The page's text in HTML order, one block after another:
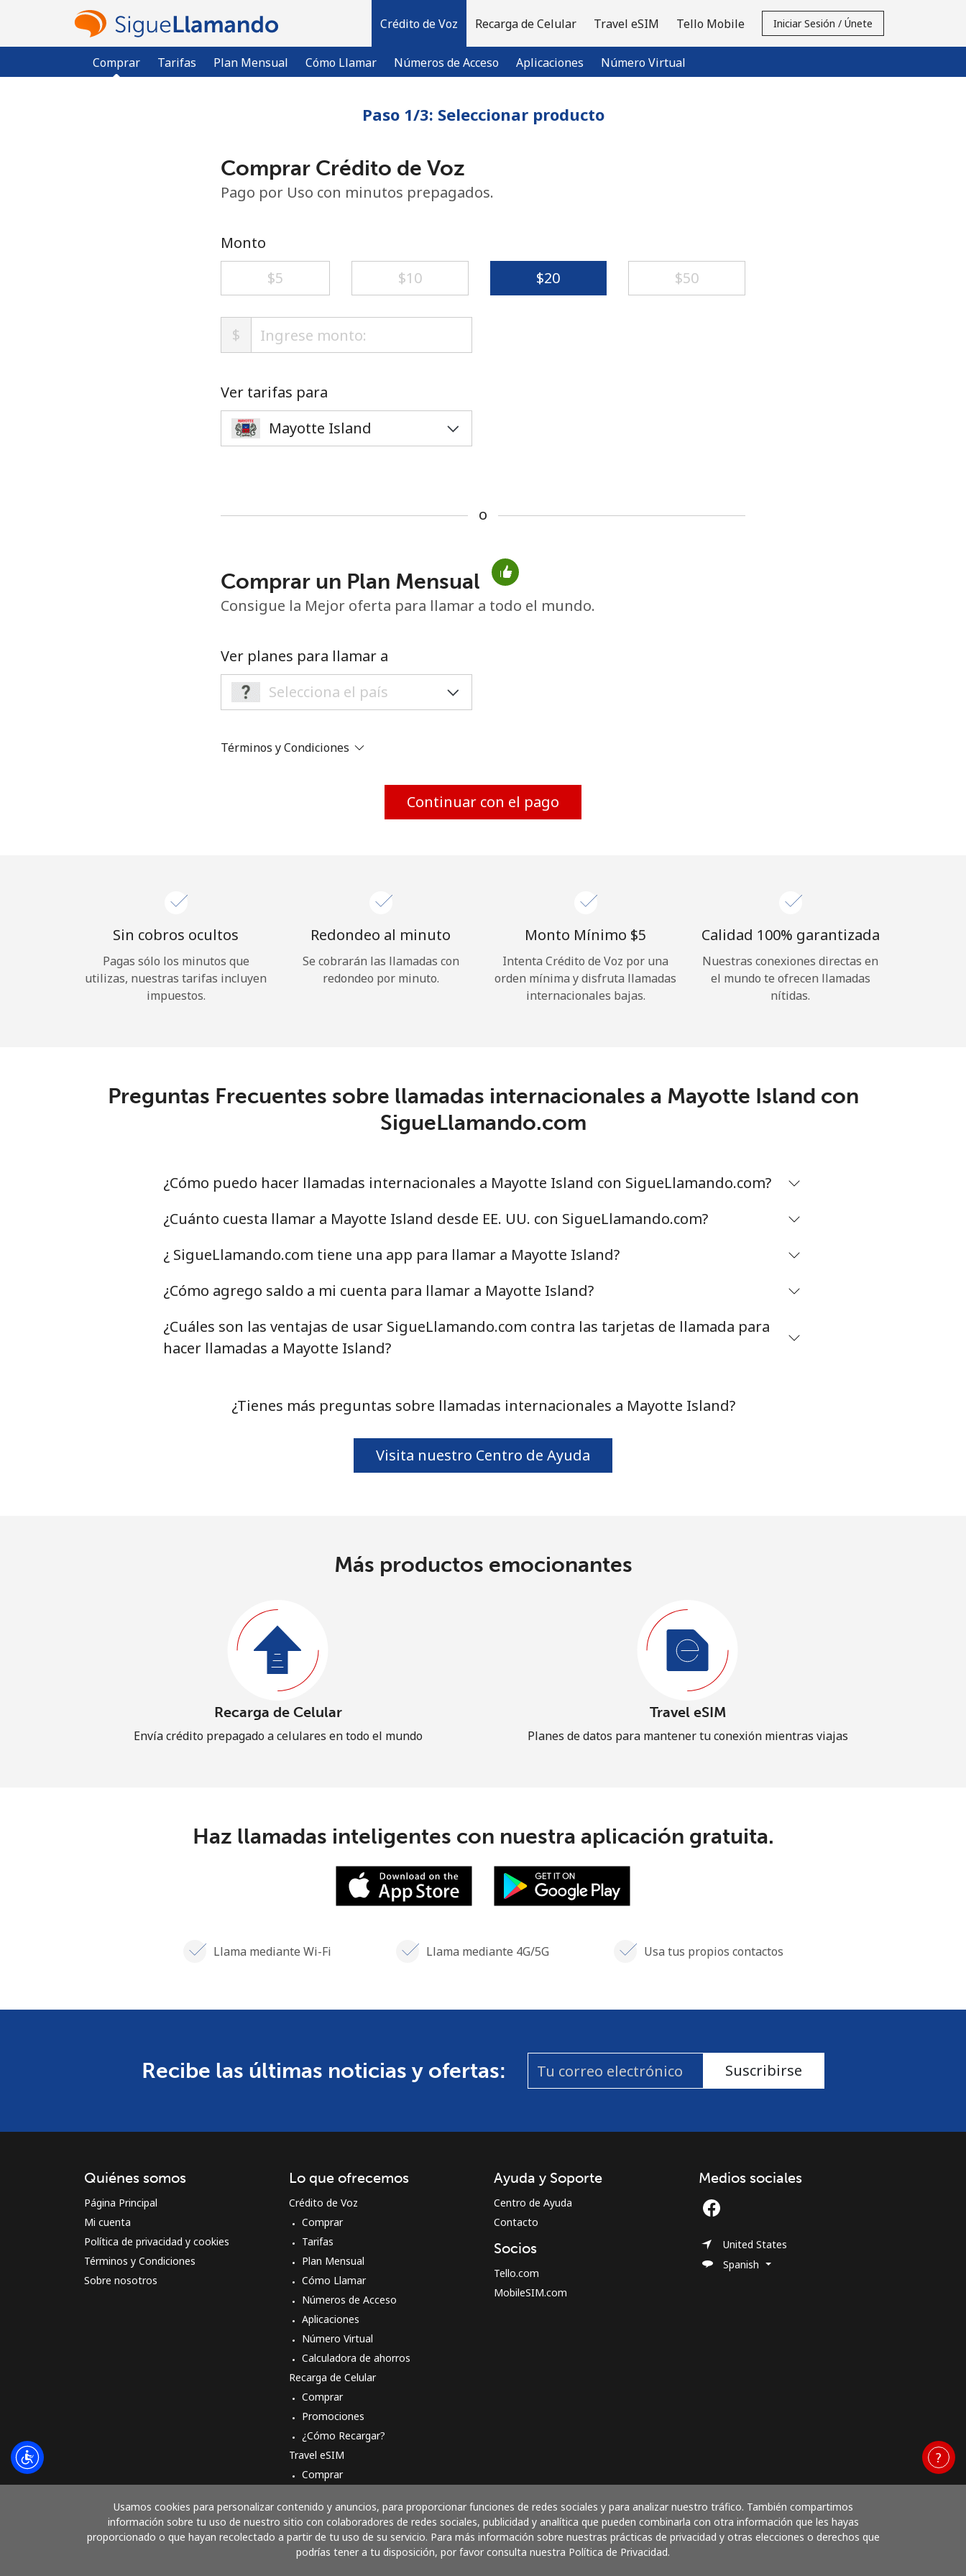
Crédito de Voz
Comprar Tarifas Plan Mensual Cómo Llamar Números de Acceso Aplicaciones Número Virtual
Recarga de Celular Travel eSIM Tello Mobile Iniciar Sesión / Únete
No se ha creado una contraseña
Mínimo 8 caracteres
Un caracter especial
Mantente en contacto para recibir nuestras mejores
¿Olvidaste tu contraseña? →
o
Continuar con
Paso 1/3: Seleccionar producto
Comprar Crédito de Voz
Pago por Uso con minutos prepagados.
Monto
⁦$5⁩
⁦$10⁩ ⁦$20⁩ ⁦$50⁩
$
Ver tarifas para
o
Comprar un Plan Mensual
Consigue la Mejor oferta para llamar a todo el mundo.
Ver planes para llamar a
Términos y Condiciones
Continuar con el pago
Sin cobros ocultos
Pagas sólo los minutos que
utilizas, nuestras tarifas incluyen
impuestos.
Redondeo al minuto
Se cobrarán las llamadas con
redondeo por minuto.
Monto Mínimo ⁦$5⁩
Intenta Crédito de Voz por una
orden mínima y disfruta llamadas
internacionales bajas.
Calidad 100% garantizada
Nuestras conexiones directas en
el mundo te ofrecen llamadas
nítidas.
Preguntas Frecuentes sobre llamadas internacionales a Mayotte Island con
SigueLlamando.com
¿Cómo puedo hacer llamadas internacionales a Mayotte Island con SigueLlamando.com?
¿Cuánto cuesta llamar a Mayotte Island desde EE. UU. con SigueLlamando.com?
¿ SigueLlamando.com tiene una app para llamar a Mayotte Island?
¿Cómo agrego saldo a mi cuenta para llamar a Mayotte Island?
¿Cuáles son las ventajas de usar SigueLlamando.com contra las tarjetas de llamada para
hacer llamadas a Mayotte Island?
¿Tienes más preguntas sobre llamadas internacionales a Mayotte Island?
Visita nuestro Centro de Ayuda
Más productos emocionantes
Recarga de Celular
Envía crédito prepagado a celulares en todo el mundo
Travel eSIM
Planes de datos para mantener tu conexión mientras viajas
Haz llamadas inteligentes con nuestra aplicación gratuita.
Llama mediante Wi-Fi Llama mediante 4G/5G Usa tus propios contactos
Recibe las últimas noticias y ofertas: Suscribirse
Usamos cookies para personalizar contenido y anuncios, para proporcionar funciones de redes sociales y para analizar nuestro tráfico. También compartimos
información sobre tu uso de nuestro sitio con colaboradores de redes sociales, publicidad y analítica que pueden combinarla con otra información que les hayas
proporcionado o que hayan recolectado a partir de tu uso de su servicio. Para más información sobre nuestras prácticas de privacidad y otras elecciones o derechos que
podrías tener a tu disposición, por favor consulta nuestra Política de Privacidad.
Quiénes somos
Página Principal
Mi cuenta
Política de privacidad y cookies
Términos y Condiciones
Sobre nosotros
Lo que ofrecemos
Crédito de Voz
Comprar
Tarifas
Plan Mensual
Cómo Llamar
Números de Acceso
Aplicaciones
Número Virtual
Calculadora de ahorros
Recarga de Celular
Comprar
Promociones
¿Cómo Recargar?
Travel eSIM
Comprar
Ayuda y Soporte
Centro de Ayuda
Contacto
Socios
Tello.com
MobileSIM.com
Medios sociales
United States
Spanish